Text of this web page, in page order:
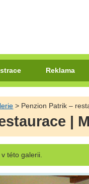
Reklama
> Penzion Patrik –
|
této galerii.